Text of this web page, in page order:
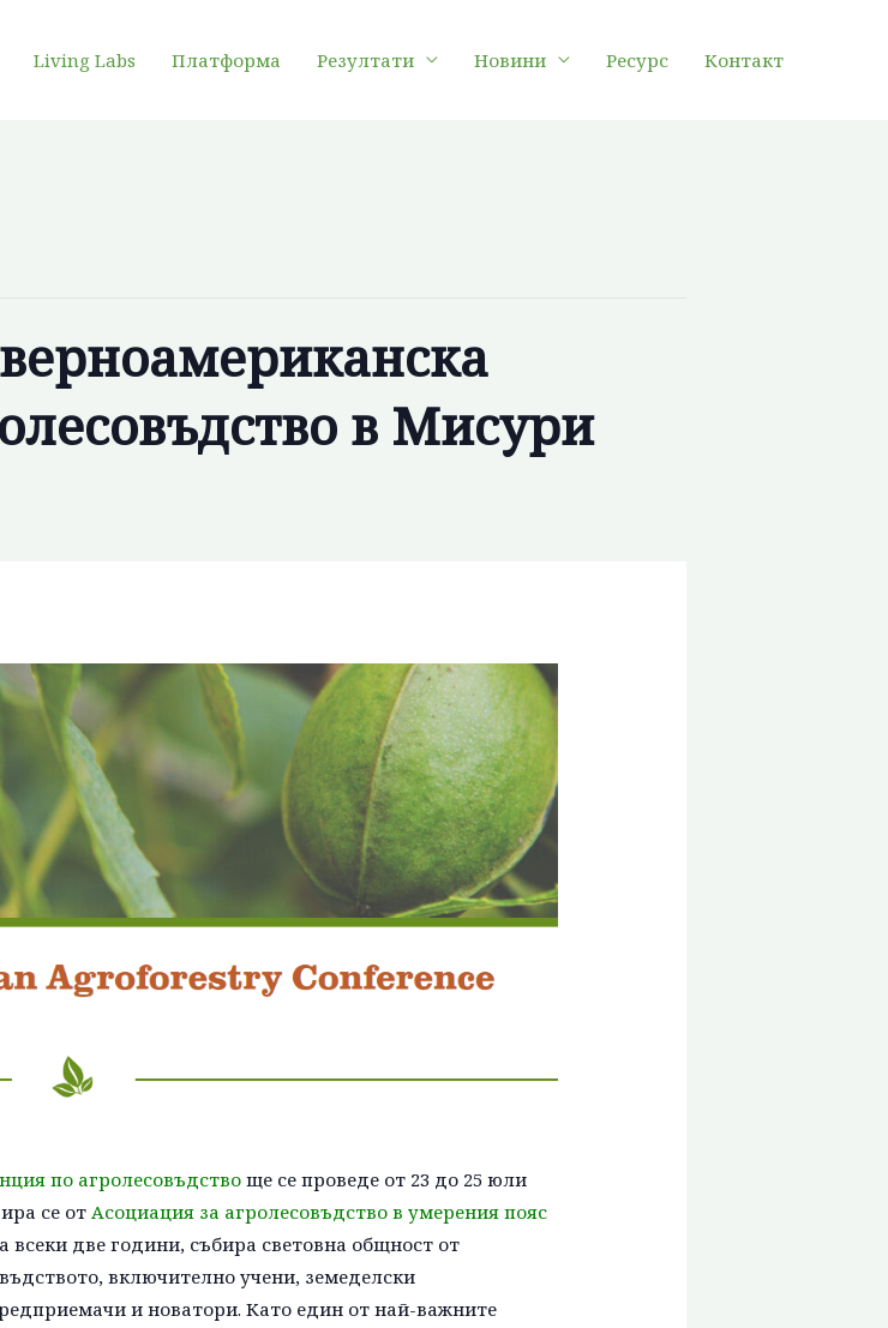
Living Labs Платформа Резултати Новини Ресурс Контакт
в Мисури
по агролесовъдствоще се проведе от 23 до 25 юли
се от Асоциация за агролесовъдство в умерения пояс
всеки две години, събира световна общност от
включително учени, земеделски
и новатори. Като един от най-важните